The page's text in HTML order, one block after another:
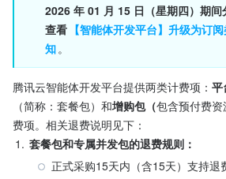
2026 年 01 月 15 日（星期四）期
查看 【智能体开发平台】升级为订
知。
腾讯云智能体开发平台提供两类计费项： 平
（简称：套餐包）和增购包（包含预付费
费项。相关退费说明见下：
1. 套餐包和专属并发包的退费规则：
正式采购15天内（含15天）支持退